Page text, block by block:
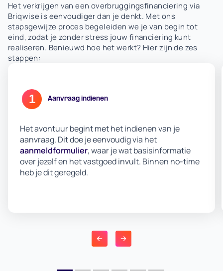
Het verkrijgen van een overbruggingsfinanciering via
Briqwise is eenvoudiger dan je denkt. Met ons
stapsgewijze proces begeleiden we je van begin tot
eind, zodat je zonder stress jouw financiering kunt
realiseren. Benieuwd hoe het werkt? Hier zijn de zes
stappen:
1 Aanvraag indienen
Het avontuur begint met het indienen van je
aanvraag. Dit doe je eenvoudig via het
aanmeldformulier, waar je wat basisinformatie
over jezelf en het vastgoed invult. Binnen no-time
heb je dit geregeld.